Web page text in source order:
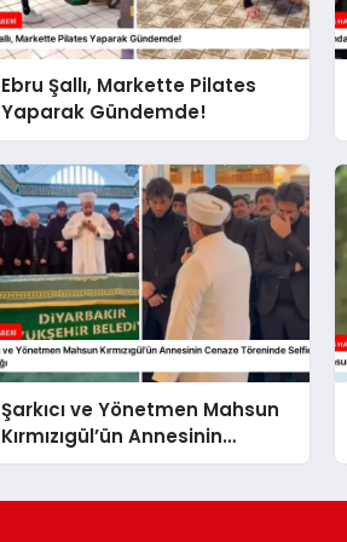
Ebru Şallı, Markette Pilates
Yaparak Gündemde!
Şarkıcı ve Yönetmen Mahsun
Kırmızıgül’ün Annesinin
Cenaze Töreninde Selfie